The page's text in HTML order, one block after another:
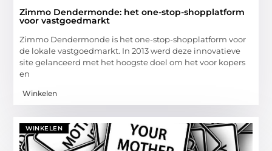
Zimmo Dendermonde: het one-stop-shopplatform
voor vastgoedmarkt
Zimmo Dendermonde is het one-stop-shopplatform voor
de lokale vastgoedmarkt. In 2013 werd deze innovatieve
site gelanceerd met het hoogste doel om het voor kopers
en
Winkelen
WINKELEN